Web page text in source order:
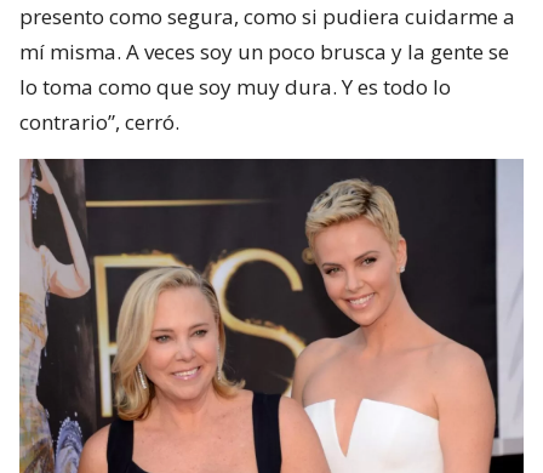
presento como segura, como si pudiera cuidarme a
mí misma. A veces soy un poco brusca y la gente se
lo toma como que soy muy dura. Y es todo lo
contrario”, cerró.